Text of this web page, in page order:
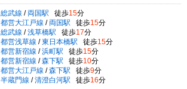
総武線 / 両国駅 徒歩15分
都営大江戸線 / 両国駅 徒歩15分
総武線 / 浅草橋駅 徒歩17分
都営浅草線 / 東日本橋駅 徒歩15分
都営新宿線 / 浜町駅 徒歩15分
都営新宿線 / 森下駅 徒歩10分
都営大江戸線 / 森下駅 徒歩9分
半蔵門線 / 清澄白河駅 徒歩16分